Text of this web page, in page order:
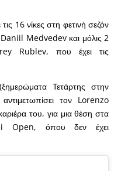
16 νίκες στη φετινή σεζόν
Daniil Medvedev και μόλις 2
Rublev, που έχει τις
Τετάρτης στην
τον Lorenzo
του, για μια θέση στα
Open, όπου δεν έχει